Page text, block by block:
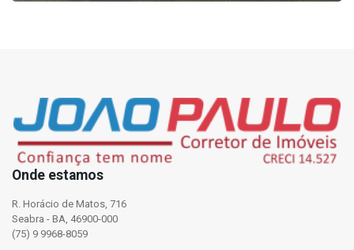
Onde estamos
R. Horácio de Matos, 716
Seabra - BA, 46900-000
(75) 9 9968-8059